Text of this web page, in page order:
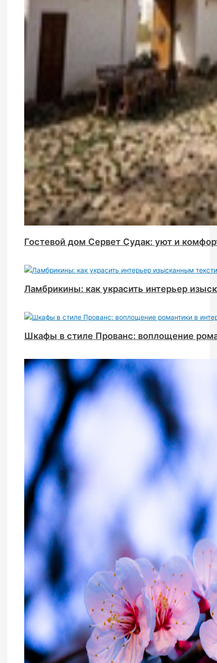
Гостевой дом Сервет Судак: уют и
Ламбрикины: как украсить интерьер
Шкафы в стиле Прованс: воплощение